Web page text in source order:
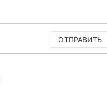
ОТПРАВИТЬ